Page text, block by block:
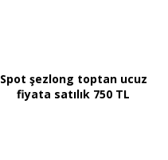
Spot şezlong toptan ucuz
fiyata satılık 750 TL